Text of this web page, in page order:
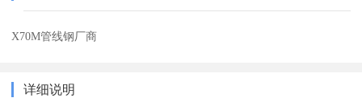
X70M管线钢厂商
详细说明